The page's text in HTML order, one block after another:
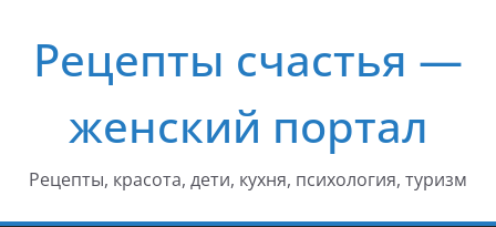
содержимому
Рецепты счастья —
женский портал
Рецепты, красота, дети, кухня, психология, туризм